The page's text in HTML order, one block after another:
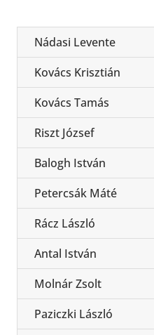
Nádasi Levente
Kovács Krisztián
Kovács Tamás
Riszt József
Balogh István
Petercsák Máté
Rácz László
Antal István
Molnár Zsolt
Paziczki László